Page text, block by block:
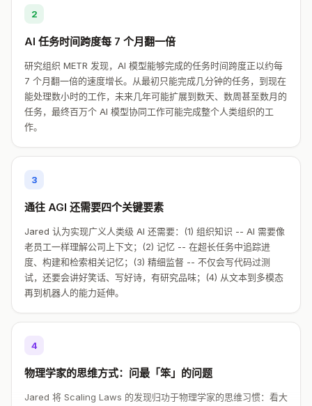
2
AI 任务时间跨度每 7 个月翻一倍
研究组织 METR 发现，AI 模型能够完成的任务时间跨度正以约每
7 个月翻一倍的速度增长。从最初只能完成几分钟的任务，到现在
能处理数小时的工作，未来几年可能扩展到数天、数周甚至数月的
任务，最终百万个 AI 模型协同工作可能完成整个人类组织的工
作。
3
通往 AGI 还需要四个关键要素
Jared 认为实现广义人类级 AI 还需要：(1) 组织知识 -- AI 需要像
老员工一样理解公司上下文；(2) 记忆 -- 在超长任务中追踪进
度、构建和检索相关记忆；(3) 精细监督 -- 不仅会写代码过测
试，还要会讲好笑话、写好诗，有研究品味；(4) 从文本到多模态
再到机器人的能力延伸。
4
物理学家的思维方式：问最「笨」的问题
Jared 将 Scaling Laws 的发现归功于物理学家的思维习惯：看大